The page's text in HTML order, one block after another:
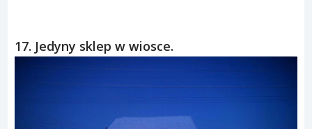
17. Jedyny sklep w wiosce.